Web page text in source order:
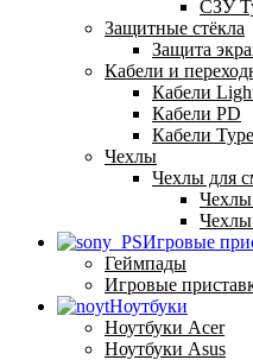
СЗУ
Защитные стёкла
Защита
Кабели и
Кабели
Кабели PD
Кабели
Чехлы
Чехлы для
Чехлы
Чехлы
Игровые
Геймпады
Игровые
Ноутбуки
Ноутбуки Acer
Ноутбуки Asus